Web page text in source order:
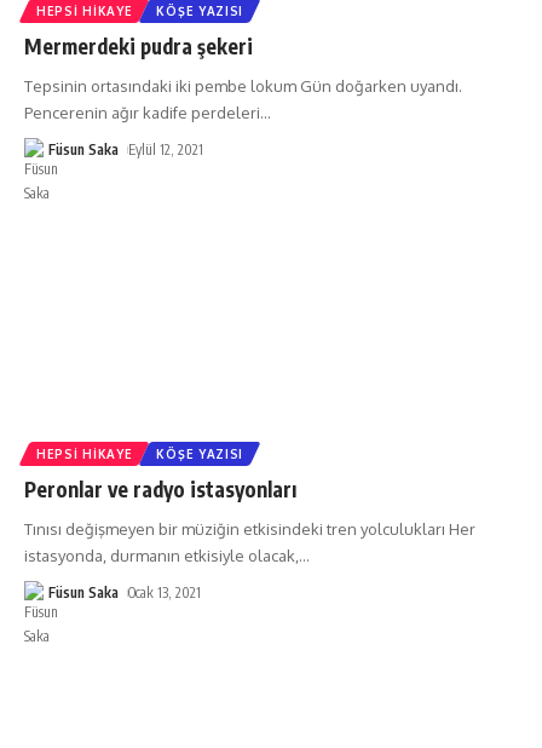
HEPSI HIKAYE KÖŞE YAZISI
Mermerdeki pudra şekeri
Tepsinin ortasındaki iki pembe lokum Gün doğarken uyandı.
Pencerenin ağır kadife perdeleri…
Füsun Saka Eylül 12, 2021
HEPSI HIKAYE KÖŞE YAZISI
Peronlar ve radyo istasyonları
Tınısı değişmeyen bir müziğin etkisindeki tren yolculukları Her
istasyonda, durmanın etkisiyle olacak,…
Füsun Saka Ocak 13, 2021